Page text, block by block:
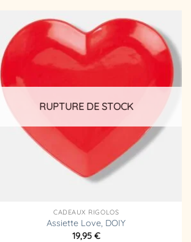
Ajouter
à la
liste
d’envies
RUPTURE DE STOCK
CADEAUX RIGOLOS
Assiette Love, DOIY
19,95 €